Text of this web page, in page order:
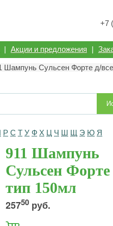
+7
| Акции и предложения |
Шампунь Сульсен Форте д/
Р С Т У Ф Х Ц Ч Ш Щ Э Ю Я
911 Шампунь
Сульсен Форте
тип 150мл
25750 руб.